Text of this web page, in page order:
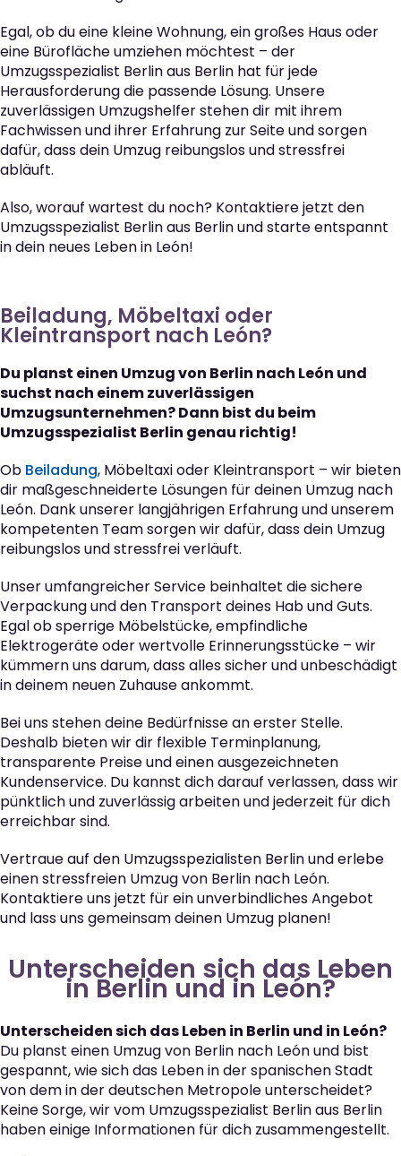
Egal, ob du eine kleine Wohnung, ein großes Haus oder
eine Bürofläche umziehen möchtest – der
Umzugsspezialist Berlin aus Berlin hat für jede
Herausforderung die passende Lösung. Unsere
zuverlässigen Umzugshelfer stehen dir mit ihrem
Fachwissen und ihrer Erfahrung zur Seite und sorgen
dafür, dass dein Umzug reibungslos und stressfrei
abläuft.
Also, worauf wartest du noch? Kontaktiere jetzt den
Umzugsspezialist Berlin aus Berlin und starte entspannt
in dein neues Leben in León!
Beiladung, Möbeltaxi oder
Kleintransport nach León?
Du planst einen Umzug von Berlin nach León und
suchst nach einem zuverlässigen
Umzugsunternehmen? Dann bist du beim
Umzugsspezialist Berlin genau richtig!
Ob Beiladung, Möbeltaxi oder Kleintransport – wir bieten
dir maßgeschneiderte Lösungen für deinen Umzug nach
León. Dank unserer langjährigen Erfahrung und unserem
kompetenten Team sorgen wir dafür, dass dein Umzug
reibungslos und stressfrei verläuft.
Unser umfangreicher Service beinhaltet die sichere
Verpackung und den Transport deines Hab und Guts.
Egal ob sperrige Möbelstücke, empfindliche
Elektrogeräte oder wertvolle Erinnerungsstücke – wir
kümmern uns darum, dass alles sicher und unbeschädigt
in deinem neuen Zuhause ankommt.
Bei uns stehen deine Bedürfnisse an erster Stelle.
Deshalb bieten wir dir flexible Terminplanung,
transparente Preise und einen ausgezeichneten
Kundenservice. Du kannst dich darauf verlassen, dass wir
pünktlich und zuverlässig arbeiten und jederzeit für dich
erreichbar sind.
Vertraue auf den Umzugsspezialisten Berlin und erlebe
einen stressfreien Umzug von Berlin nach León.
Kontaktiere uns jetzt für ein unverbindliches Angebot
und lass uns gemeinsam deinen Umzug planen!
Unterscheiden sich das Leben
in Berlin und in León?
Unterscheiden sich das Leben in Berlin und in León?
Du planst einen Umzug von Berlin nach León und bist
gespannt, wie sich das Leben in der spanischen Stadt
von dem in der deutschen Metropole unterscheidet?
Keine Sorge, wir vom Umzugsspezialist Berlin aus Berlin
haben einige Informationen für dich zusammengestellt.